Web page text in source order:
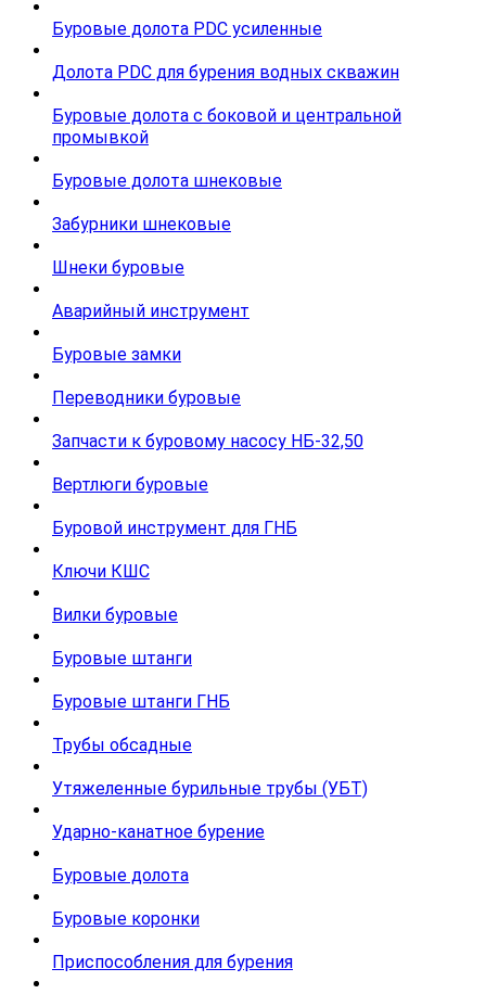
Буровые долота PDC усиленные
Долота PDC для бурения водных скважин
Буровые долота с бoковой и центральной
промывкой
Буровые долота шнековые
Забурники шнековые
Шнеки буровые
Аварийный инструмент
Буровые замки
Переводники буровые
Запчасти к буровому насосу НБ-32,50
Вертлюги буровые
Буровой инструмент для ГНБ
Ключи КШС
Вилки буровые
Буровые штанги
Буровые штанги ГНБ
Трубы обсадные
Утяжеленные бурильные трубы (УБТ)
Ударно-канатное бурение
Буровые долота
Буровые коронки
Приспособления для бурения